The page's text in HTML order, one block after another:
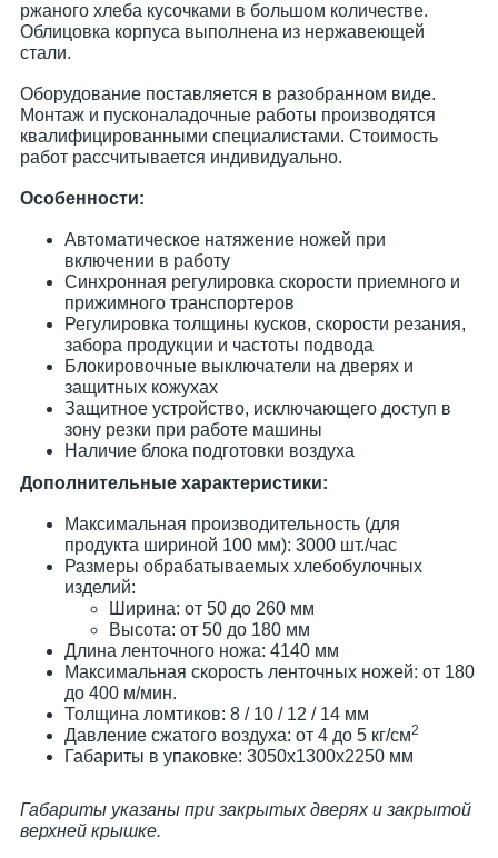
ржаного хлеба кусочками в большом количестве.
Облицовка корпуса выполнена из нержавеющей
стали.
Оборудование поставляется в разобранном виде.
Монтаж и пусконаладочные работы производятся
квалифицированными специалистами. Стоимость
работ рассчитывается индивидуально.
Особенности:
Автоматическое натяжение ножей при
включении в работу
Синхронная регулировка скорости приемного и
прижимного транспортеров
Регулировка толщины кусков, скорости резания,
забора продукции и частоты подвода
Блокировочные выключатели на дверях и
защитных кожухах
Защитное устройство, исключающего доступ в
зону резки при работе машины
Наличие блока подготовки воздуха
Дополнительные характеристики:
Максимальная производительность (для
продукта шириной 100 мм): 3000 шт./час
Размеры обрабатываемых хлебобулочных
изделий:
Ширина: от 50 до 260 мм
Высота: от 50 до 180 мм
Длина ленточного ножа: 4140 мм
Максимальная скорость ленточных ножей: от 180
до 400 м/мин.
Толщина ломтиков: 8 / 10 / 12 / 14 мм
Давление сжатого воздуха: от 4 до 5 кг/см2
Габариты в упаковке: 3050х1300х2250 мм
Габариты указаны при закрытых дверях и закрытой
верхней крышке.